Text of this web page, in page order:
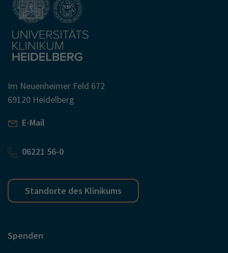
Im Neuenheimer Feld 672
69120 Heidelberg
E-Mail
06221 56-0
Standorte des Klinikums
Spenden